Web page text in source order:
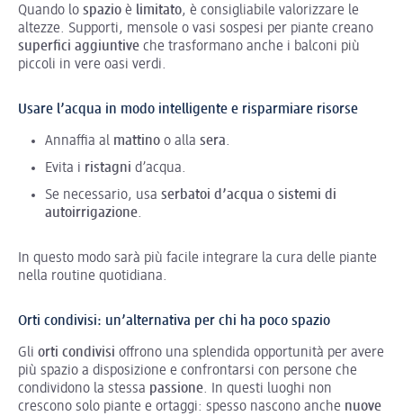
Quando lo spazio è limitato, è consigliabile valorizzare le
altezze. Supporti, mensole o vasi sospesi per piante creano
superfici aggiuntive che trasformano anche i balconi più
piccoli in vere oasi verdi.
Usare l’acqua in modo intelligente e risparmiare risorse
Annaffia al mattino o alla sera.
Evita i ristagni d’acqua.
Se necessario, usa serbatoi d’acqua o sistemi di
autoirrigazione.
In questo modo sarà più facile integrare la cura delle piante
nella routine quotidiana.
Orti condivisi: un’alternativa per chi ha poco spazio
Gli orti condivisi offrono una splendida opportunità per avere
più spazio a disposizione e confrontarsi con persone che
condividono la stessa passione. In questi luoghi non
crescono solo piante e ortaggi: spesso nascono anche nuove